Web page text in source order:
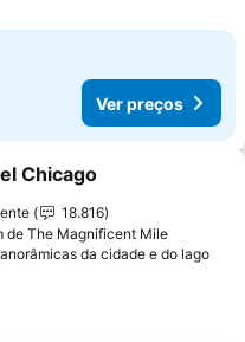
Ver preços
aos favoritos
Chicago
18.816
de The Magnificent Mile
da cidade e do lagoVer